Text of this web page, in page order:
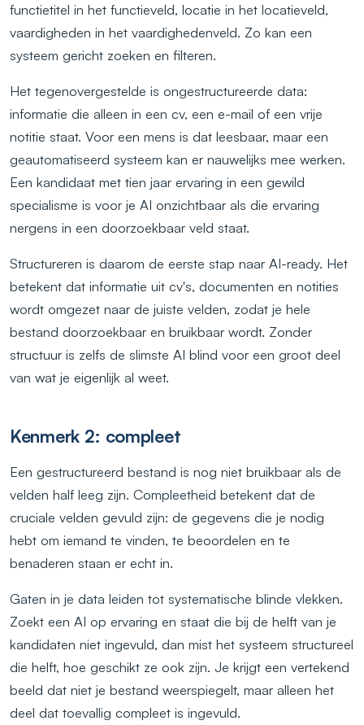
functietitel in het functieveld, locatie in het locatieveld,
vaardigheden in het vaardighedenveld. Zo kan een
systeem gericht zoeken en filteren.
Het tegenovergestelde is ongestructureerde data:
informatie die alleen in een cv, een e-mail of een vrije
notitie staat. Voor een mens is dat leesbaar, maar een
geautomatiseerd systeem kan er nauwelijks mee werken.
Een kandidaat met tien jaar ervaring in een gewild
specialisme is voor je AI onzichtbaar als die ervaring
nergens in een doorzoekbaar veld staat.
Structureren is daarom de eerste stap naar AI-ready. Het
betekent dat informatie uit cv's, documenten en notities
wordt omgezet naar de juiste velden, zodat je hele
bestand doorzoekbaar en bruikbaar wordt. Zonder
structuur is zelfs de slimste AI blind voor een groot deel
van wat je eigenlijk al weet.
Kenmerk 2: compleet
Een gestructureerd bestand is nog niet bruikbaar als de
velden half leeg zijn. Compleetheid betekent dat de
cruciale velden gevuld zijn: de gegevens die je nodig
hebt om iemand te vinden, te beoordelen en te
benaderen staan er echt in.
Gaten in je data leiden tot systematische blinde vlekken.
Zoekt een AI op ervaring en staat die bij de helft van je
kandidaten niet ingevuld, dan mist het systeem structureel
die helft, hoe geschikt ze ook zijn. Je krijgt een vertekend
beeld dat niet je bestand weerspiegelt, maar alleen het
deel dat toevallig compleet is ingevuld.